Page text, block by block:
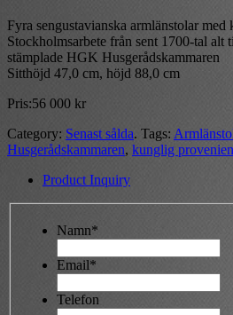
Fyra sengustavianska armlänstolar
Stockholmsarbete från sent 1700-tal alt
stämplade HGK Husgerådskammaren
Sitthöjd 47,0 cm, höjd 88,0 cm
Pris:56 000 kr
Category: Senast sålda. Tags:
Husgerådskammaren, kunglig
Product Inquiry
Namn*
Email*
Telefon